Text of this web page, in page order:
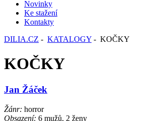
Novinky
Ke stažení
Kontakty
DILIA.CZ - KATALOGY - KOČKY
KOČKY
Jan Žáček
Žánr: horror
Obsazení: 6 mužů, 2 ženy